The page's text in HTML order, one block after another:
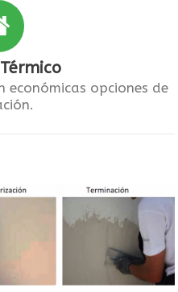
opciones de